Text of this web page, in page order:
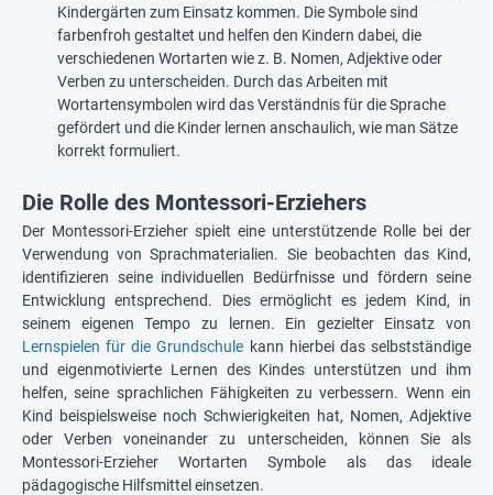
Kindergärten zum Einsatz kommen. Die Symbole sind
farbenfroh gestaltet und helfen den Kindern dabei, die
verschiedenen Wortarten wie z. B. Nomen, Adjektive oder
Verben zu unterscheiden. Durch das Arbeiten mit
Wortartensymbolen wird das Verständnis für die Sprache
gefördert und die Kinder lernen anschaulich, wie man Sätze
korrekt formuliert.
Die Rolle des Montessori-Erziehers
Der Montessori-Erzieher spielt eine unterstützende Rolle bei der
Verwendung von Sprachmaterialien. Sie beobachten das Kind,
identifizieren seine individuellen Bedürfnisse und fördern seine
Entwicklung entsprechend. Dies ermöglicht es jedem Kind, in
seinem eigenen Tempo zu lernen. Ein gezielter Einsatz von
Lernspielen für die Grundschule kann hierbei das selbstständige
und eigenmotivierte Lernen des Kindes unterstützen und ihm
helfen, seine sprachlichen Fähigkeiten zu verbessern. Wenn ein
Kind beispielsweise noch Schwierigkeiten hat, Nomen, Adjektive
oder Verben voneinander zu unterscheiden, können Sie als
Montessori-Erzieher Wortarten Symbole als das ideale
pädagogische Hilfsmittel einsetzen.